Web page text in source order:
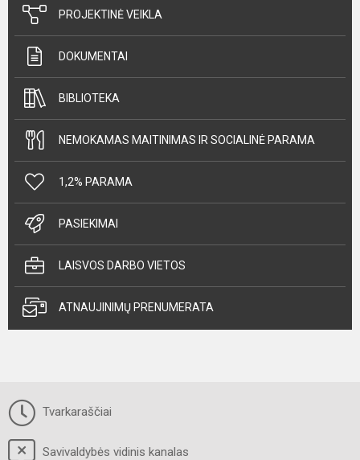
PROJEKTINĖ VEIKLA
DOKUMENTAI
BIBLIOTEKA
NEMOKAMAS MAITINIMAS IR SOCIALINĖ PARAMA
1,2% PARAMA
PASIEKIMAI
LAISVOS DARBO VIETOS
ATNAUJINIMŲ PRENUMERATA
Tvarkaraščiai
Savivaldybės vidinis kanalas